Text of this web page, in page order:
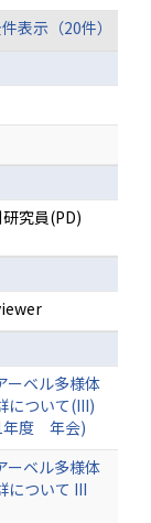
表示（20件）
究員(PD)
ーベル多様体
について(III)
年度 年会)
ーベル多様体
について III